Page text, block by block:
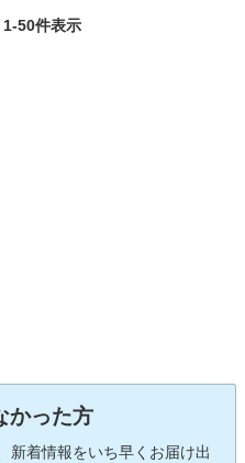
50件表示
かった方
新着情報をいち早くお届け出